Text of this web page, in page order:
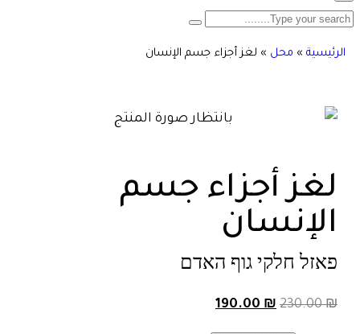
الرئيسية » محل » لغز أجزاء جسم الإنسان
لغز أجزاء جسم
الإنسان
פאזל חלקי גוף האדם
230.00₪
190.00₪